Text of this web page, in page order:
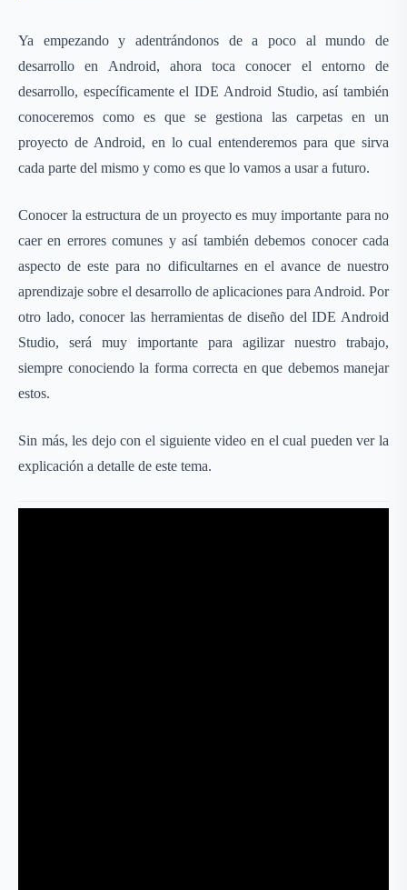
Ya empezando y adentrándonos de a poco al mundo de
desarrollo en Android, ahora toca conocer el entorno de
desarrollo, específicamente el IDE Android Studio, así también
conoceremos como es que se gestiona las carpetas en un
proyecto de Android, en lo cual entenderemos para que sirva
cada parte del mismo y como es que lo vamos a usar a futuro.
Conocer la estructura de un proyecto es muy importante para no
caer en errores comunes y así también debemos conocer cada
aspecto de este para no dificultarnes en el avance de nuestro
aprendizaje sobre el desarrollo de aplicaciones para Android. Por
otro lado, conocer las herramientas de diseño del IDE Android
Studio, será muy importante para agilizar nuestro trabajo,
siempre conociendo la forma correcta en que debemos manejar
estos.
Sin más, les dejo con el siguiente video en el cual pueden ver la
explicación a detalle de este tema.